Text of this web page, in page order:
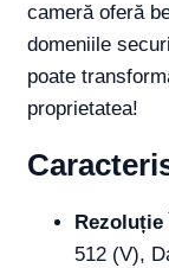
cameră oferă
domeniile
poate
proprietatea!
Rezoluție
512 (V),